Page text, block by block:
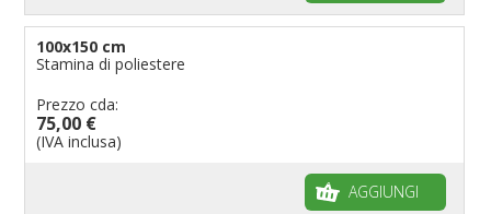
100x150 cm
Stamina di poliestere
Prezzo cda:
75,00 €
(IVA inclusa)
AGGIUNGI